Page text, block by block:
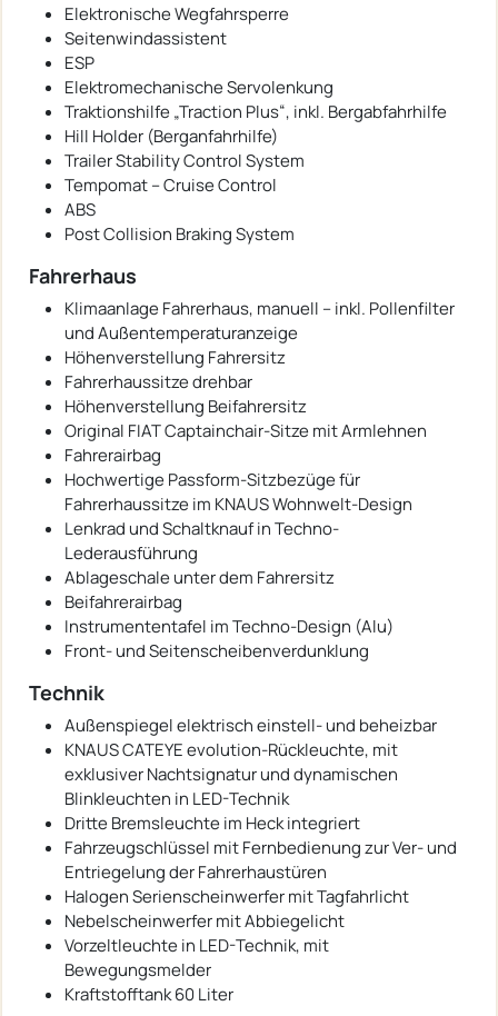
Elektronische Wegfahrsperre
Seitenwindassistent
ESP
Elektromechanische Servolenkung
Traktionshilfe „Traction Plus“, inkl. Bergabfahrhilfe
Hill Holder (Berganfahrhilfe)
Trailer Stability Control System
Tempomat – Cruise Control
ABS
Post Collision Braking System
Fahrerhaus
Klimaanlage Fahrerhaus, manuell – inkl. Pollenfilter
und Außentemperaturanzeige
Höhenverstellung Fahrersitz
Fahrerhaussitze drehbar
Höhenverstellung Beifahrersitz
Original FIAT Captainchair-Sitze mit Armlehnen
Fahrerairbag
Hochwertige Passform-Sitzbezüge für
Fahrerhaussitze im KNAUS Wohnwelt-Design
Lenkrad und Schaltknauf in Techno-
Lederausführung
Ablageschale unter dem Fahrersitz
Beifahrerairbag
Instrumententafel im Techno-Design (Alu)
Front- und Seitenscheibenverdunklung
Technik
Außenspiegel elektrisch einstell- und beheizbar
KNAUS CATEYE evolution-Rückleuchte, mit
exklusiver Nachtsignatur und dynamischen
Blinkleuchten in LED-Technik
Dritte Bremsleuchte im Heck integriert
Fahrzeugschlüssel mit Fernbedienung zur Ver- und
Entriegelung der Fahrerhaustüren
Halogen Serienscheinwerfer mit Tagfahrlicht
Nebelscheinwerfer mit Abbiegelicht
Vorzeltleuchte in LED-Technik, mit
Bewegungsmelder
Kraftstofftank 60 Liter